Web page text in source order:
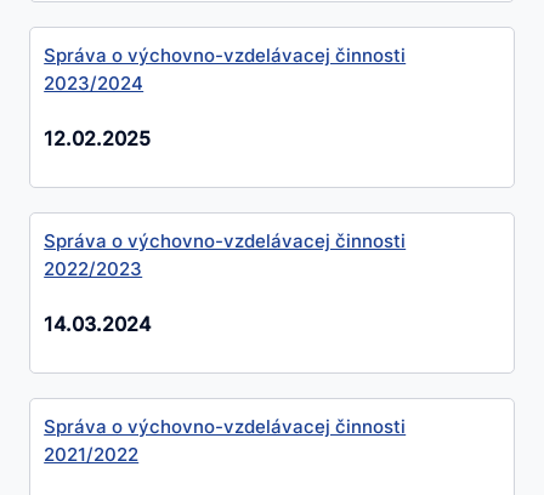
Správa o výchovno-vzdelávacej činnosti
2023/2024
12.02.2025
Správa o výchovno-vzdelávacej činnosti
2022/2023
14.03.2024
Správa o výchovno-vzdelávacej činnosti
2021/2022